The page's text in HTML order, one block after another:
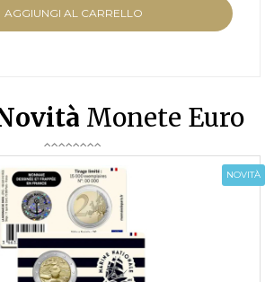
AGGIUNGI AL CARRELLO
Monete Euro
NOVITÀ